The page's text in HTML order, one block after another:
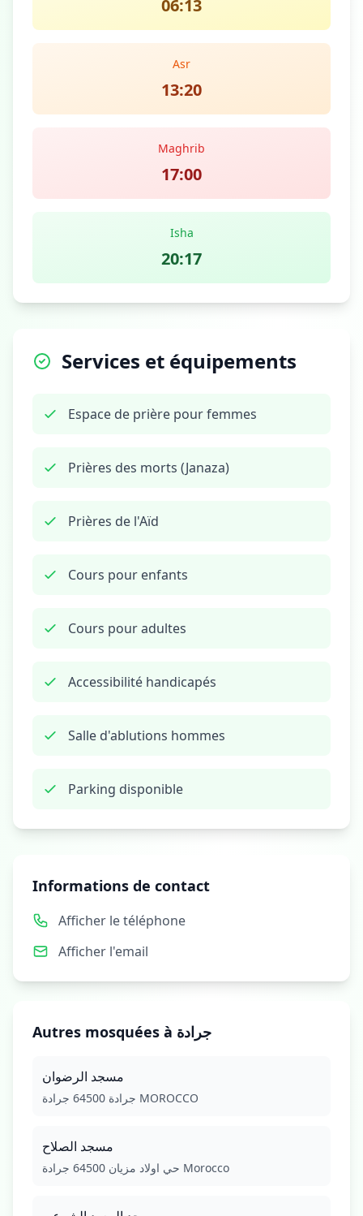
06:13
Asr
13:20
Maghrib
17:00
Isha
20:17
Services et équipements
Espace de prière pour femmes
Prières des morts (Janaza)
Prières de l'Aïd
Cours pour enfants
Cours pour adultes
Accessibilité handicapés
Salle d'ablutions hommes
Parking disponible
Informations de contact
Afficher le téléphone
Afficher l'email
Autres mosquées à جرادة
مسجد الرضوان
جرادة 64500 جرادة MOROCCO
مسجد الصلاح
حي اولاد مزيان 64500 جرادة Morocco